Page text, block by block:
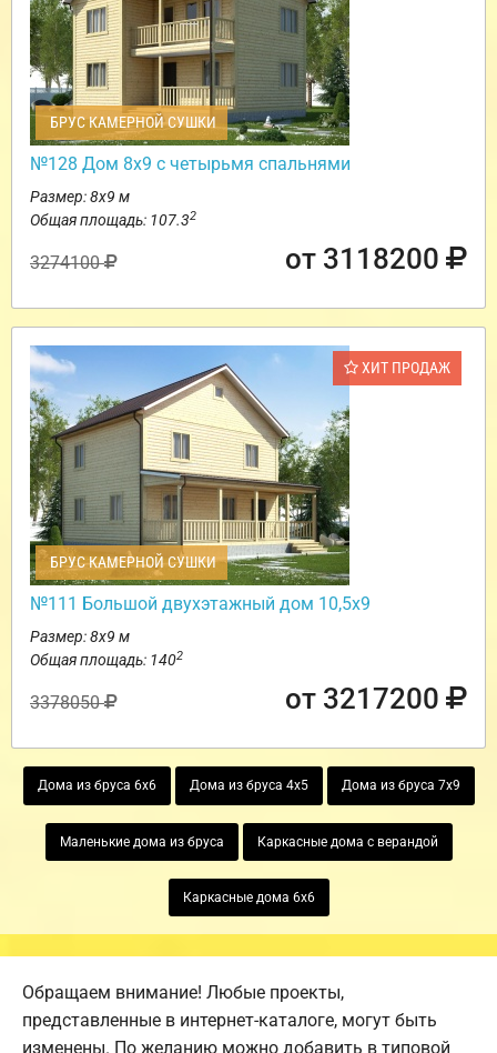
БРУС КАМЕРНОЙ СУШКИ
№128 Дом 8х9 с четырьмя спальнями
Размер: 8х9 м
Общая площадь: 107.32
3274100 от 3118200
ХИТ ПРОДАЖ
БРУС КАМЕРНОЙ СУШКИ
№111 Большой двухэтажный дом 10,5х9
Размер: 8х9 м
Общая площадь: 1402
3378050 от 3217200
Дома из бруса 6х6 Дома из бруса 4х5 Дома из бруса 7х9
Маленькие дома из бруса Каркасные дома с верандой
Каркасные дома 6х6
Обращаем внимание! Любые проекты,
представленные в интернет-каталоге, могут быть
изменены. По желанию можно добавить в типовой